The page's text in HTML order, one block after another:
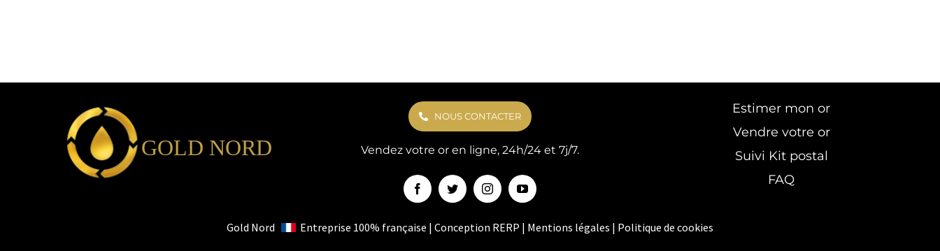
GOLD NORD
NOUS CONTACTER
Vendez votre or en ligne, 24h/24 et 7j/7.
Estimer mon or
Vendre votre or
Suivi Kit postal
FAQ
Gold Nord Entreprise 100% française | Conception RERP | Mentions légales | Politique de cookies